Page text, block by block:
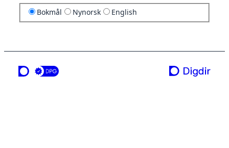
Bokmål Nynorsk English